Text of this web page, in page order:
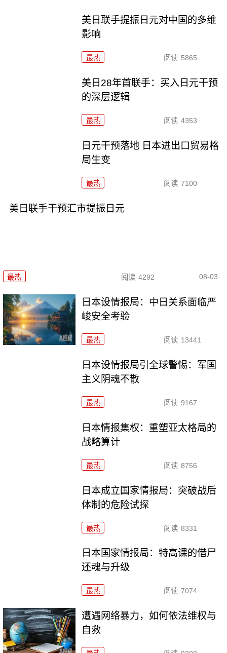
美日联手提振日元对中国的多维
影响
最热 阅读 5865
美日28年首联手：买入日元干预
的深层逻辑
最热 阅读 4353
日元干预落地 日本进出口贸易格
局生变
最热 阅读 7100
美日联手干预汇市提振日元
最热 阅读 4292 08-03
日本设情报局：中日关系面临严
峻安全考验
最热 阅读 13441
日本设情报局引全球警惕：军国
主义阴魂不散
最热 阅读 9167
日本情报集权：重塑亚太格局的
战略算计
最热 阅读 8756
日本成立国家情报局：突破战后
体制的危险试探
最热 阅读 8331
日本国家情报局：特高课的借尸
还魂与升级
最热 阅读 7074
遭遇网络暴力，如何依法维权与
自救